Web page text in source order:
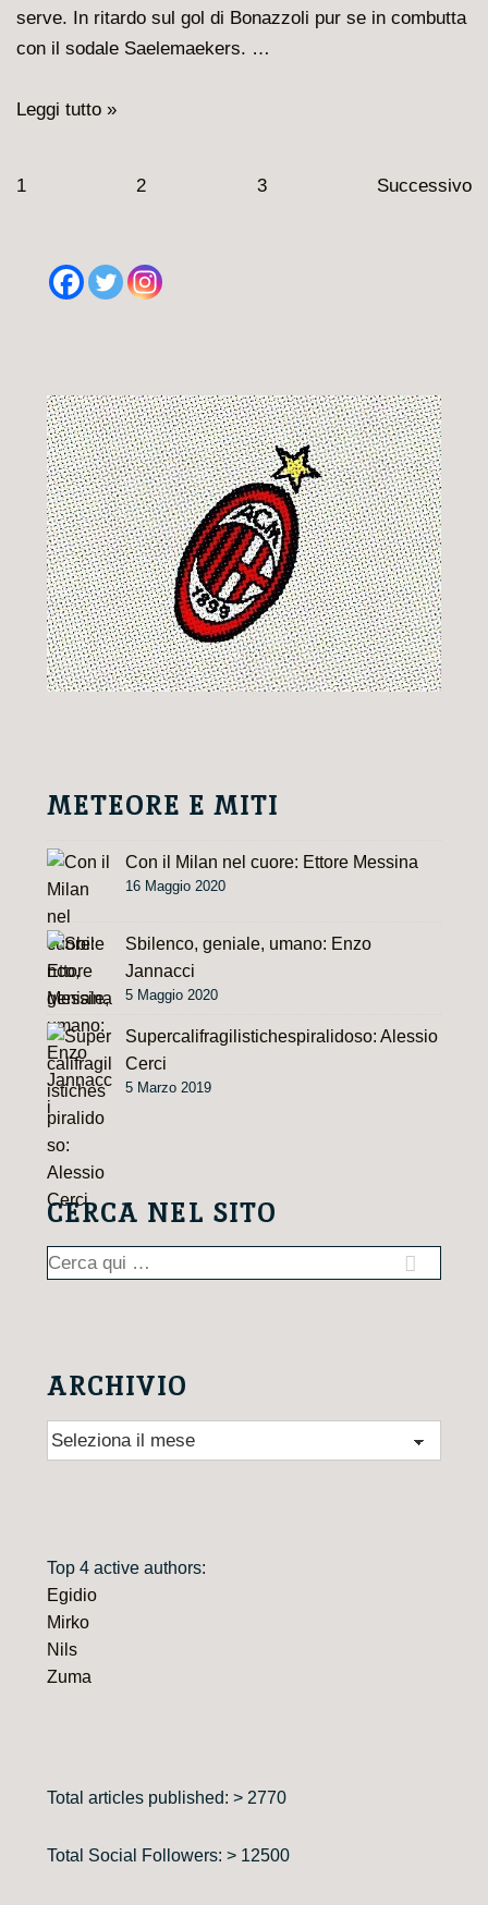
serve. In ritardo sul gol di Bonazzoli pur se in combutta
con il sodale Saelemaekers. …
Leao
pagelle
Salerno
Leggi tutto »
Paginazione
1 2 3 Successivo
METEORE E MITI
Con il Milan nel cuore: Ettore Messina
16 Maggio 2020
Sbilenco, geniale, umano: Enzo
Jannacci
5 Maggio 2020
Supercalifragilistichespiralidoso: Alessio
Cerci
5 Marzo 2019
CERCA NEL SITO
Cerca:
ARCHIVIO
Archivio
Top 4 active authors:
Egidio
Mirko
Nils
Zuma
Total articles published: > 2770
Total Social Followers: > 12500